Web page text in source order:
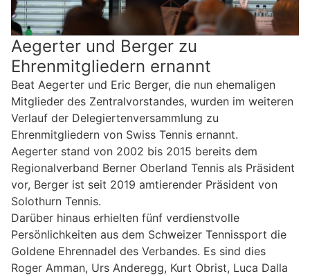
Aegerter und Berger zu
Ehrenmitgliedern ernannt
Beat Aegerter und Eric Berger, die nun ehemaligen
Mitglieder des Zentralvorstandes, wurden im weiteren
Verlauf der Delegiertenversammlung zu
Ehrenmitgliedern von Swiss Tennis ernannt.
Aegerter stand von 2002 bis 2015 bereits dem
Regionalverband Berner Oberland Tennis als Präsident
vor, Berger ist seit 2019 amtierender Präsident von
Solothurn Tennis.
Darüber hinaus erhielten fünf verdienstvolle
Persönlichkeiten aus dem Schweizer Tennissport die
Goldene Ehrennadel des Verbandes. Es sind dies
Roger Amman, Urs Anderegg, Kurt Obrist, Luca Dalla